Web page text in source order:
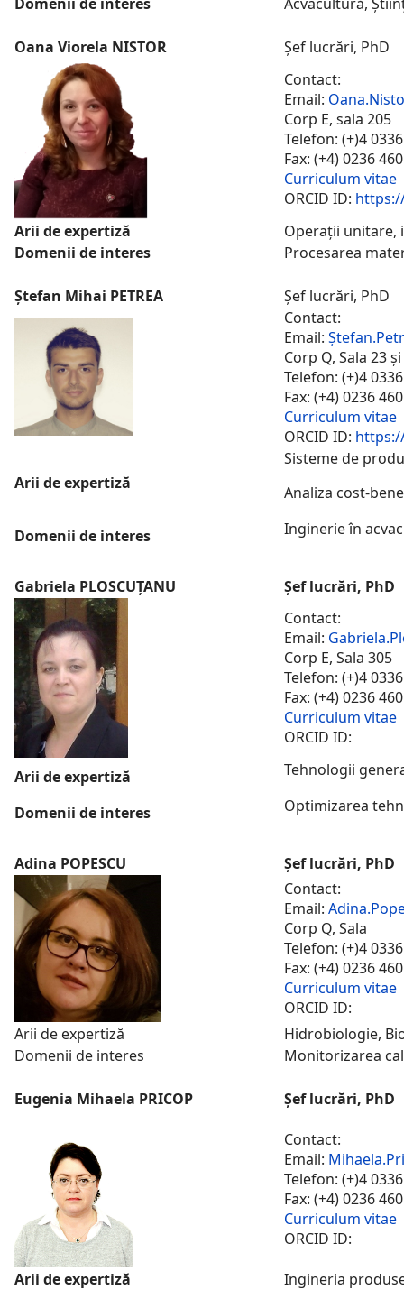
Oana Viorela NISTOR
Șef lucrări, PhD
Contact:
Email:
Corp E, sala 205
Telefon: (+)4
Fax: (+4) 0236
Curriculum vitae
ORCID ID:
Arii de expertiză
Operații unitare,
Domenii de interes
Procesarea
Ștefan Mihai PETREA
Șef lucrări, PhD
Contact:
Email: Ș
Corp Q, Sala 23
Telefon: (+)4
Fax: (+4) 0236
Curriculum vitae
ORCID ID:
Arii de expertiză
Sisteme de
Analiza cost-
Domenii de interes Inginerie în
Gabriela PLOSCUȚANU
Șef lucrări, PhD
Contact:
Email:
Corp E, Sala 305
Telefon: (+)4
Fax: (+4) 0236
Curriculum vitae
ORCID ID:
Arii de expertiză
Tehnologii
Domenii de interes Optimizarea
Adina POPESCU
Șef lucrări, PhD
Contact:
Email:
Corp Q, Sala
Telefon: (+)4
Fax: (+4) 0236
Curriculum vitae
ORCID ID:
Arii de expertiză
Hidrobiologie,
Domenii de interes
Monitorizarea
Eugenia Mihaela PRICOP Șef lucrări, PhD
Contact:
Email:
Telefon: (+)4
Fax: (+4) 0236
Curriculum vitae
ORCID ID:
Arii de expertiză
Ingineria